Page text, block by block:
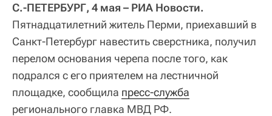
С.-ПЕТЕРБУРГ, 4 мая – РИА Новости.
Пятнадцатилетний житель Перми, приехавший в
Санкт-Петербург навестить сверстника, получил
перелом основания черепа после того, как
подрался с его приятелем на лестничной
площадке, сообщила пресс-служба
регионального главка МВД РФ.